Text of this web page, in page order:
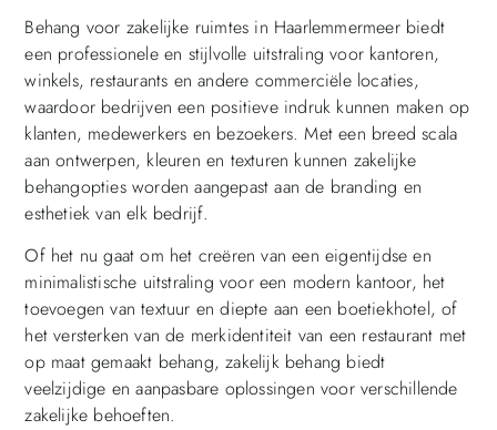
Behang voor zakelijke ruimtes in Haarlemmermeer biedt
een professionele en stijlvolle uitstraling voor kantoren,
winkels, restaurants en andere commerciële locaties,
waardoor bedrijven een positieve indruk kunnen maken op
klanten, medewerkers en bezoekers. Met een breed scala
aan ontwerpen, kleuren en texturen kunnen zakelijke
behangopties worden aangepast aan de branding en
esthetiek van elk bedrijf.
Of het nu gaat om het creëren van een eigentijdse en
minimalistische uitstraling voor een modern kantoor, het
toevoegen van textuur en diepte aan een boetiekhotel, of
het versterken van de merkidentiteit van een restaurant met
op maat gemaakt behang, zakelijk behang biedt
veelzijdige en aanpasbare oplossingen voor verschillende
zakelijke behoeften.